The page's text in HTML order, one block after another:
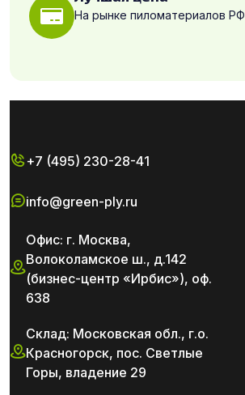
На рынке пиломатериалов РФ
+7 (495) 230-28-41
info@green-ply.ru
Офис: г. Москва,
Волоколамское ш., д.142
(бизнес-центр «Ирбис»), оф.
638
Склад: Московская обл., г.о.
Красногорск, пос. Светлые
Горы, владение 29